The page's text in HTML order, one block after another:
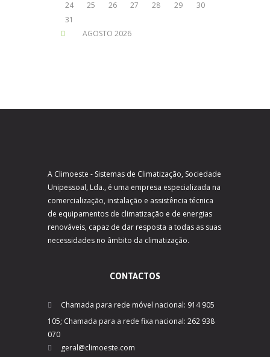
AGOSTO 2026
24
25 26 27 28 29
30
31
A Climoeste - Sistemas de Climatização, Sociedade
Unipessoal, Lda., é uma empresa especializada na
comercialização, instalação e assistência técnica
de equipamentos de climatização e de energias
renováveis, capaz de dar resposta a todas as suas
necessidades no âmbito da climatização.
CONTACTOS
Chamada para rede móvel nacional: 914 905
105; Chamada para a rede fixa nacional: 262 938
070
geral@climoeste.com